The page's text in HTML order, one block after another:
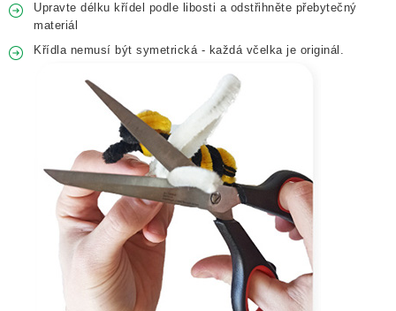
Upravte délku křídel podle libosti a odstřihněte přebytečný
materiál
Křídla nemusí být symetrická - každá včelka je originál.